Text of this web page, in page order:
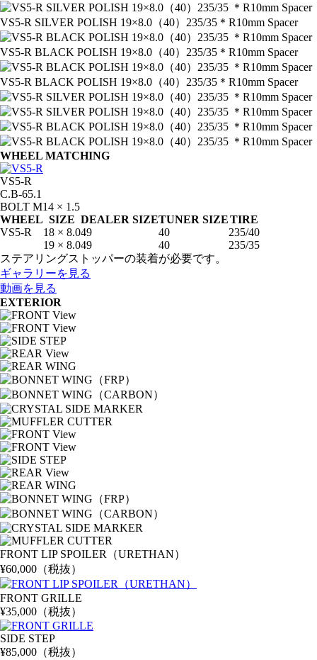
VS5-R SILVER POLISH 19×8.0（40）235/35 ＊R10mm Spacer
VS5-R BLACK POLISH 19×8.0（40）235/35 ＊R10mm Spacer
VS5-R BLACK POLISH 19×8.0（40）235/35 ＊R10mm Spacer
WHEEL MATCHING
VS5-R
C.B-65.1
BOLT M14 × 1.5
WHEEL SIZE DEALER SIZETUNER SIZETIRE
VS5-R
18 × 8.049 40
235/40
19 × 8.049 40
235/35
ステアリングストッパーの装着が必要です。
ギャラリーを見る
動画を見る
EXTERIOR
FRONT LIP SPOILER（URETHAN）
¥60,000（税抜）
FRONT GRILLE
¥35,000（税抜）
SIDE STEP
¥85,000（税抜）